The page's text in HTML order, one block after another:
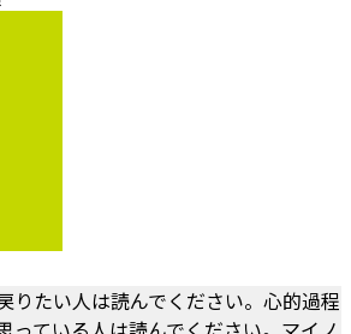
たい人は読んでください。心的過程